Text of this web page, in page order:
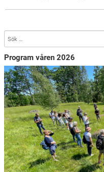
Program våren 2026